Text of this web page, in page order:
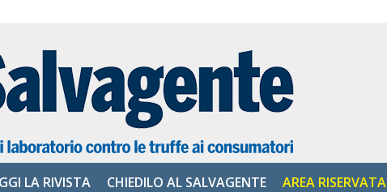
LA RIVISTA CHIEDILO AL SALVAGENTE AREA RISERVATA